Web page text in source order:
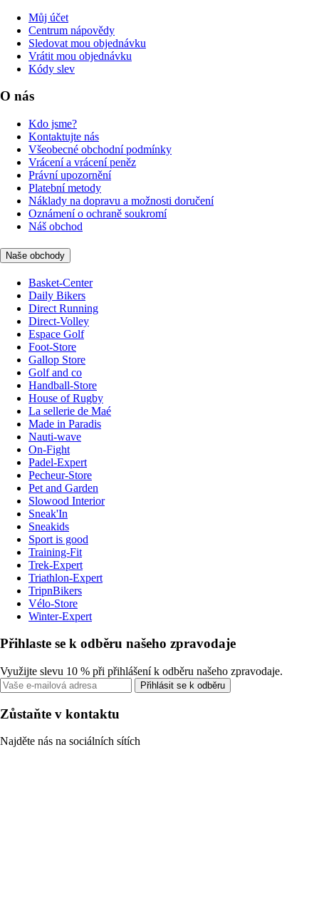
Můj účet
Centrum nápovědy
Sledovat mou objednávku
Vrátit mou objednávku
Kódy slev
O nás
Kdo jsme?
Kontaktujte nás
Všeobecné obchodní podmínky
Vrácení a vrácení peněz
Právní upozornění
Platební metody
Náklady na dopravu a možnosti doručení
Oznámení o ochraně soukromí
Náš obchod
Naše obchody
Basket-Center
Daily Bikers
Direct Running
Direct-Volley
Espace Golf
Foot-Store
Gallop Store
Golf and co
Handball-Store
House of Rugby
La sellerie de Maé
Made in Paradis
Nauti-wave
On-Fight
Padel-Expert
Pecheur-Store
Pet and Garden
Slowood Interior
Sneak'In
Sneakids
Sport is good
Training-Fit
Trek-Expert
Triathlon-Expert
TripnBikers
Vélo-Store
Winter-Expert
Přihlaste se k odběru našeho zpravodaje
Využijte slevu 10 % při přihlášení k odběru našeho zpravodaje.
Přihlásit se k odběru
Zůstaňte v kontaktu
Najděte nás na sociálních sítích